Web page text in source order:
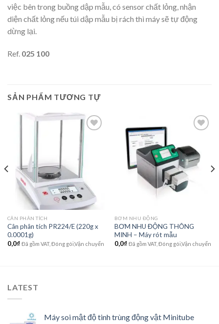
việc bên trong buồng dập mẫu, có sensor chất lỏng, nhận
diện chất lỏng nếu túi dập mẫu bị rách thì máy sẽ tự động
dừng lại.
Ref. 025 100
SẢN PHẨM TƯƠNG TỰ
Add to
wishlist
CÂN PHÂN TÍCH
Cân phân tích PR224/E (220g x
0.0001g)
0,0₫ Đã gồm VAT, Đóng gói,Vận chuyển
Add to
wishlist
BƠM NHU ĐỘNG
BƠM NHU ĐỘNG THÔNG
MINH – Máy rót mẫu
0,0₫ Đã gồm VAT, Đóng gói,Vận chuyển
LATEST
Máy soi mật độ tinh trùng động vật Minitube